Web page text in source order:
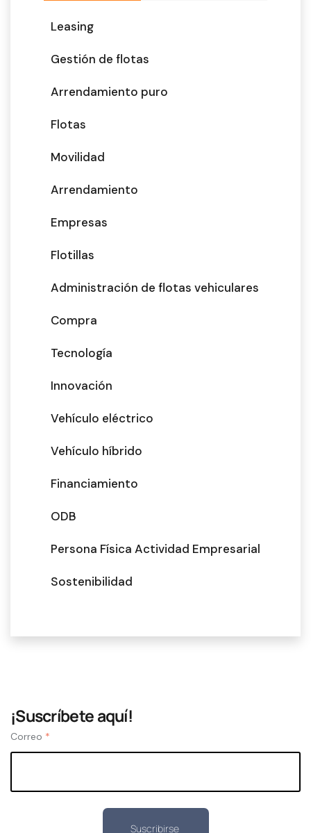
Leasing
Gestión de flotas
Arrendamiento puro
Flotas
Movilidad
Arrendamiento
Empresas
Flotillas
Administración de flotas vehiculares
Compra
Tecnología
Innovación
Vehículo eléctrico
Vehículo híbrido
Financiamiento
ODB
Persona Física Actividad Empresarial
Sostenibilidad
¡Suscríbete aquí!
Correo *